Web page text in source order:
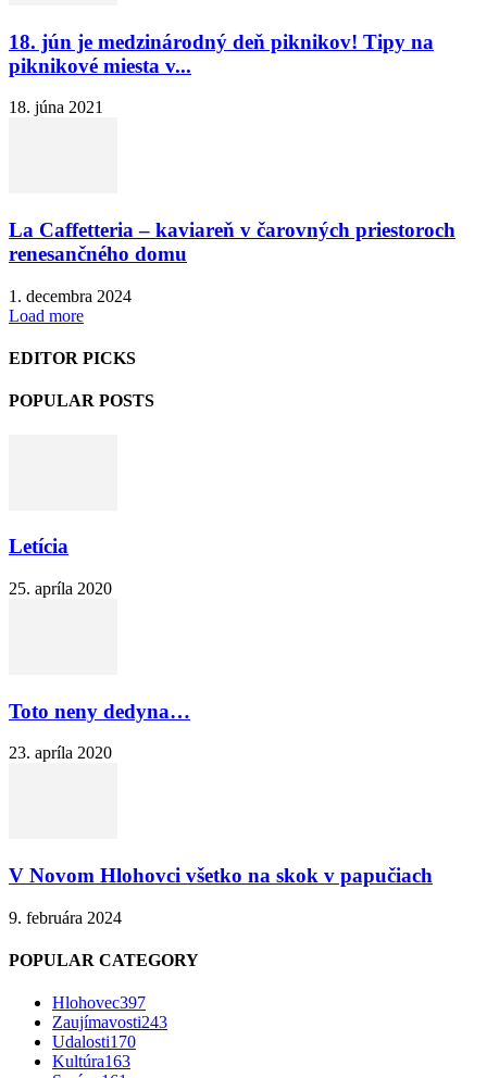
18. jún je medzinárodný deň piknikov! Tipy na
piknikové miesta v...
18. júna 2021
La Caffetteria – kaviareň v čarovných priestoroch
renesančného domu
1. decembra 2024
Load more
EDITOR PICKS
POPULAR POSTS
Letícia
25. apríla 2020
Toto neny dedyna…
23. apríla 2020
V Novom Hlohovci všetko na skok v papučiach
9. februára 2024
POPULAR CATEGORY
Hlohovec397
Zaujímavosti243
Udalosti170
Kultúra163